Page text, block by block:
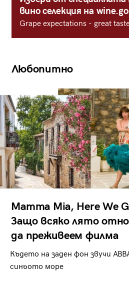
вино селекция на
Grape expectations - great
Любопитно
Mamma Mia, Here We
Защо всяко лято
да преживеем филма
Където на заден фон звучи
синьото море